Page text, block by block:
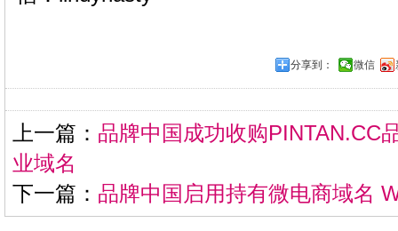
分享到： 微信
上一篇： 品牌中国成功收购PINTAN.CC
业域名
下一篇： 品牌中国启用持有微电商域名